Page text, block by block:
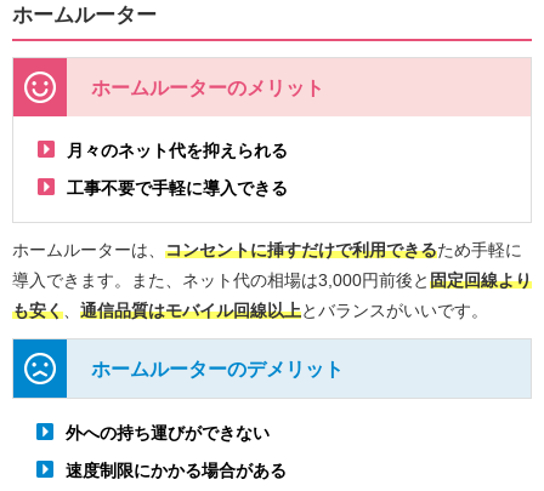
ホームルーター
ホームルーターのメリット
月々のネット代を抑えられる
工事不要で手軽に導入できる
ホームルーターは、 コンセントに挿すだけで利用できるため手軽に
導入できます。また、ネット代の相場は3,000円前後と 固定回線より
も安く
通信品質はモバイル回線以上とバランスがいいです。
ホームルーターのデメリット
外への持ち運びができない
速度制限にかかる場合がある